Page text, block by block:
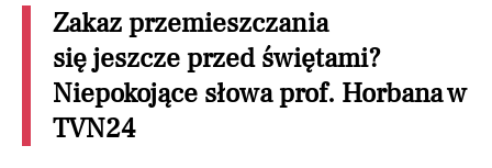
Zakaz przemieszczania
się jeszcze przed świętami?
Niepokojące słowa prof. Horbana w
TVN24